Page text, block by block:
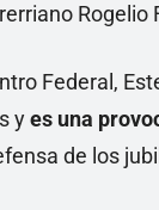
Rogelio
Federal,
yes una
de los